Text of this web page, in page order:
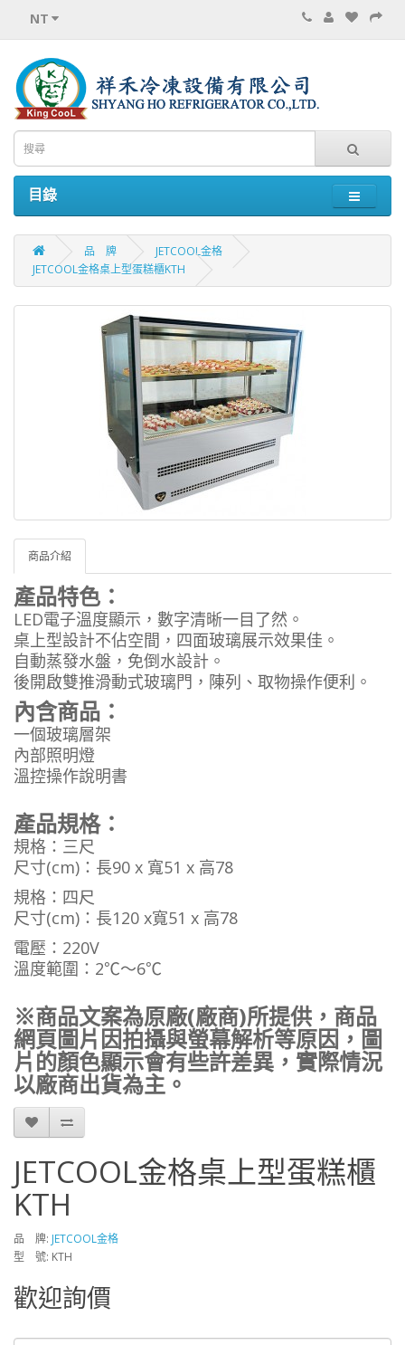
NT
目錄
品 牌
JETCOOL金格
JETCOOL金格桌上型蛋糕櫃KTH
商品介紹
產品特色：
LED電子溫度顯示，數字清晰一目了然。
桌上型設計不佔空間，四面玻璃展示效果佳。
自動蒸發水盤，免倒水設計。
後開啟雙推滑動式玻璃門，陳列、取物操作便利。
內含商品：
一個玻璃層架
內部照明燈
溫控操作說明書
產品規格：
規格：三尺
尺寸(cm)：長90 x 寬51 x 高78
規格：四尺
尺寸(cm)：長120 x寬51 x 高78
電壓：220V
溫度範圍：2℃～6℃
※商品文案為原廠(廠商)所提供，商品
網頁圖片因拍攝與螢幕解析等原因，圖
片的顏色顯示會有些許差異，實際情況
以廠商出貨為主。
JETCOOL金格桌上型蛋糕櫃
KTH
品 牌: JETCOOL金格
型 號: KTH
歡迎詢價